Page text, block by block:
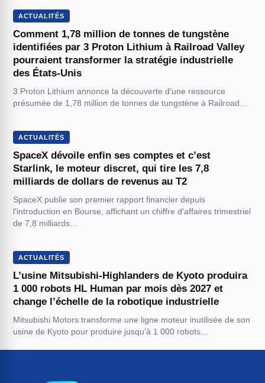
ACTUALITÉS
Comment 1,78 million de tonnes de tungstène
identifiées par 3 Proton Lithium à Railroad Valley
pourraient transformer la stratégie industrielle
des États-Unis
3 Proton Lithium annonce la découverte d'une ressource
présumée de 1,78 million de tonnes de tungstène à Railroad…
ACTUALITÉS
SpaceX dévoile enfin ses comptes et c’est
Starlink, le moteur discret, qui tire les 7,8
milliards de dollars de revenus au T2
SpaceX publie son premier rapport financier depuis
l'introduction en Bourse, affichant un chiffre d'affaires trimestriel
de 7,8 milliards…
ACTUALITÉS
L’usine Mitsubishi-Highlanders de Kyoto produira
1 000 robots HL Human par mois dès 2027 et
change l’échelle de la robotique industrielle
Mitsubishi Motors transforme une ligne moteur inutilisée de son
usine de Kyoto pour produire jusqu'à 1 000 robots…